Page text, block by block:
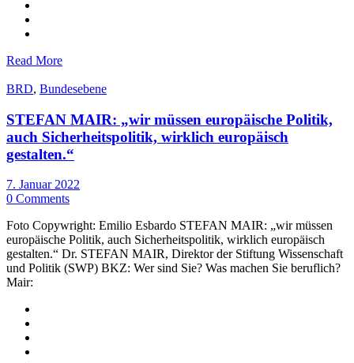
Read More
BRD, Bundesebene
STEFAN MAIR: „wir müssen europäische Politik,
auch Sicherheitspolitik, wirklich europäisch
gestalten.“
7. Januar 2022
0 Comments
Foto Copywright: Emilio Esbardo STEFAN MAIR: „wir müssen
europäische Politik, auch Sicherheitspolitik, wirklich europäisch
gestalten.“ Dr. STEFAN MAIR, Direktor der Stiftung Wissenschaft
und Politik (SWP) BKZ: Wer sind Sie? Was machen Sie beruflich?
Mair: